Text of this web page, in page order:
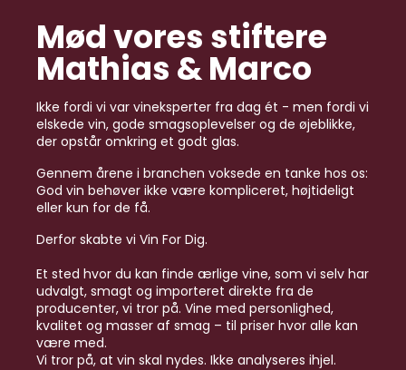
Mød vores stiftere
Mathias & Marco
Ikke fordi vi var vineksperter fra dag ét - men fordi vi
elskede vin, gode smagsoplevelser og de øjeblikke,
der opstår omkring et godt glas.
Gennem årene i branchen voksede en tanke hos os:
God vin behøver ikke være kompliceret, højtideligt
eller kun for de få.
Derfor skabte vi Vin For Dig.
Et sted hvor du kan finde ærlige vine, som vi selv har
udvalgt, smagt og importeret direkte fra de
producenter, vi tror på. Vine med personlighed,
kvalitet og masser af smag – til priser hvor alle kan
være med.
Vi tror på, at vin skal nydes. Ikke analyseres ihjel.